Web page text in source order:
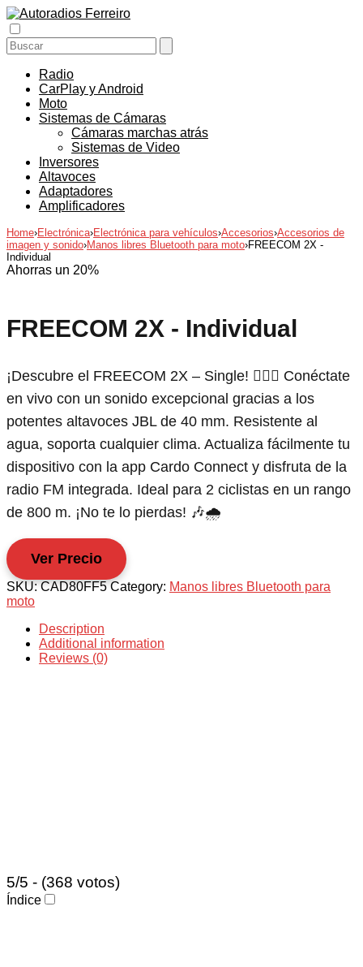
Radio
CarPlay y Android
Moto
Sistemas de Cámaras
Cámaras marchas atrás
Sistemas de Video
Inversores
Altavoces
Adaptadores
Amplificadores
Home›Electrónica›Electrónica para vehículos›Accesorios›Accesorios de
imagen y sonido›Manos libres Bluetooth para moto›FREECOM 2X -
Individual
Ahorras un 20%
FREECOM 2X - Individual
¡Descubre el FREECOM 2X – Single! 🚴‍♂️✨ Conéctate
en vivo con un sonido excepcional gracias a los
potentes altavoces JBL de 40 mm. Resistente al
agua, soporta cualquier clima. Actualiza fácilmente tu
dispositivo con la app Cardo Connect y disfruta de la
radio FM integrada. Ideal para 2 ciclistas en un rango
de 800 m. ¡No te lo pierdas! 🎶🌧️
Ver Precio
SKU:CAD80FF5 Category: Manos libres Bluetooth para
moto
Description
Additional information
Reviews (0)
5/5 - (368 votos)
Índice